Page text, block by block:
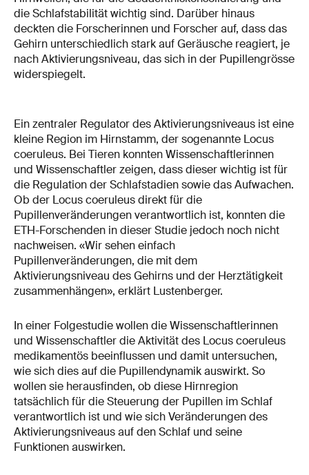
die Schlafstabilität wichtig sind. Darüber hinaus
deckten die Forscherinnen und Forscher auf, dass das
Gehirn unterschiedlich stark auf Geräusche reagiert, je
nach Aktivierungsniveau, das sich in der Pupillengrösse
widerspiegelt.
Ein zentraler Regulator des Aktivierungsniveaus ist eine
kleine Region im Hirnstamm, der sogenannte Locus
coeruleus. Bei Tieren konnten Wissenschaftlerinnen
und Wissenschaftler zeigen, dass dieser wichtig ist für
die Regulation der Schlafstadien sowie das Aufwachen.
Ob der Locus coeruleus direkt für die
Pupillenveränderungen verantwortlich ist, konnten die
ETH-Forschenden in dieser Studie jedoch noch nicht
nachweisen. «Wir sehen einfach
Pupillenveränderungen, die mit dem
Aktivierungsniveau des Gehirns und der Herztätigkeit
zusammenhängen», erklärt Lustenberger.
In einer Folgestudie wollen die Wissenschaftlerinnen
und Wissenschaftler die Aktivität des Locus coeruleus
medikamentös beeinflussen und damit untersuchen,
wie sich dies auf die Pupillendynamik auswirkt. So
wollen sie herausfinden, ob diese Hirnregion
tatsächlich für die Steuerung der Pupillen im Schlaf
verantwortlich ist und wie sich Veränderungen des
Aktivierungsniveaus auf den Schlaf und seine
Funktionen auswirken.